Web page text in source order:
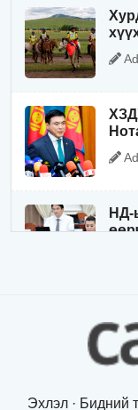
НД-
Эхлэл · Бидний